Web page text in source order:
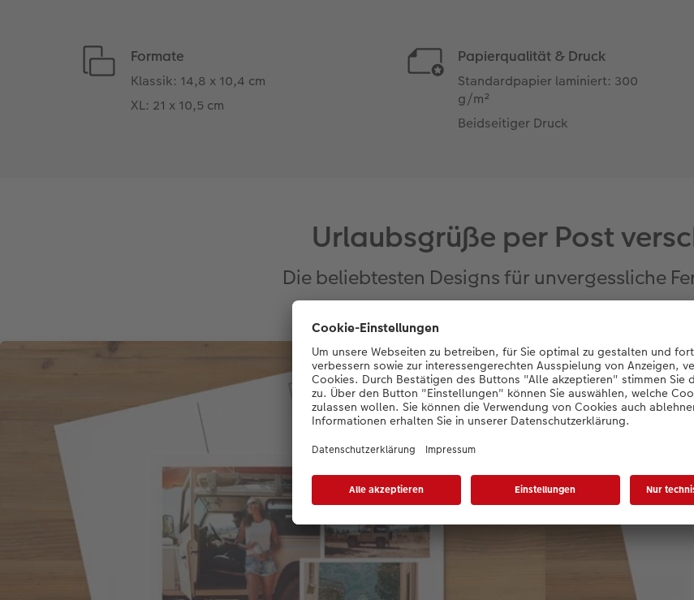
Formate
Klassik: 14,8 x 10,4 cm
XL: 21 x 10,5 cm
Papierqualität & Druck
Standardpapier laminiert: 300
g/m²
Beidseitiger Druck
Urlaubsgrüße per Post
Die beliebtesten Designs für unvergessliche